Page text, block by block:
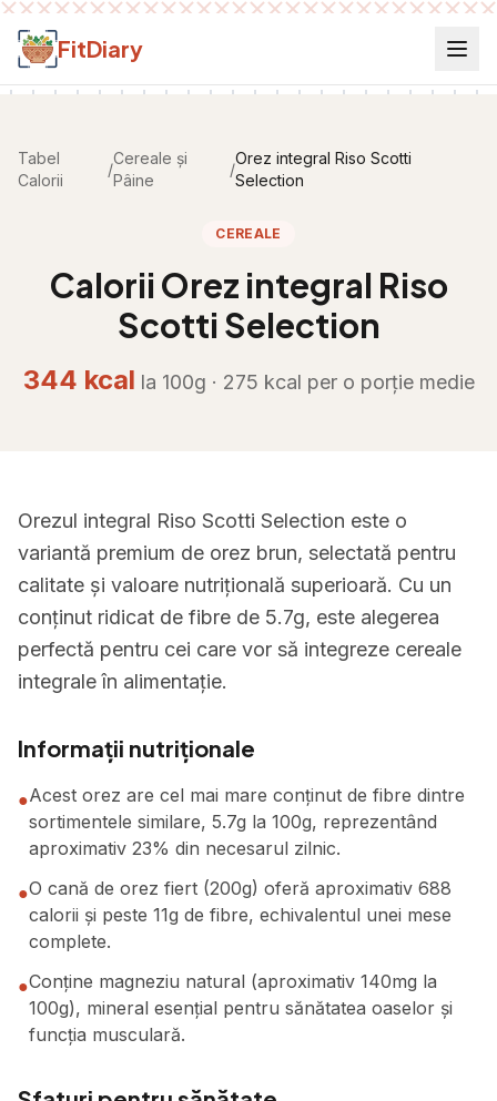
Salt la conținut
FitDiary
Tabel
Calorii
/
Cereale și
Pâine
/
Orez integral Riso Scotti
Selection
CEREALE
Calorii Orez integral Riso
Scotti Selection
344 kcal la 100g · 275 kcal per o porție medie
Orezul integral Riso Scotti Selection este o
variantă premium de orez brun, selectată pentru
calitate și valoare nutrițională superioară. Cu un
conținut ridicat de fibre de 5.7g, este alegerea
perfectă pentru cei care vor să integreze cereale
integrale în alimentație.
Informații nutriționale
●Acest orez are cel mai mare conținut de fibre dintre
sortimentele similare, 5.7g la 100g, reprezentând
aproximativ 23% din necesarul zilnic.
●O cană de orez fiert (200g) oferă aproximativ 688
calorii și peste 11g de fibre, echivalentul unei mese
complete.
●Conține magneziu natural (aproximativ 140mg la
100g), mineral esențial pentru sănătatea oaselor și
funcția musculară.